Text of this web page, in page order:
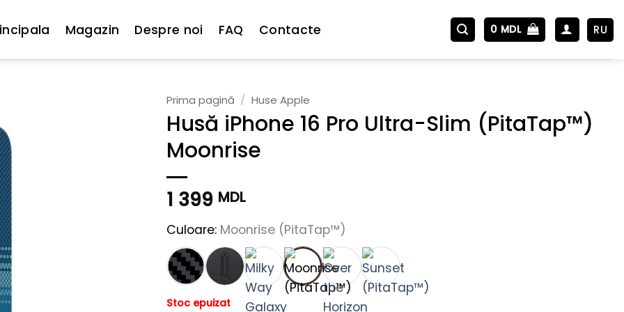
Magazin Despre noi FAQ Contacte 0 MDL RU
Prima pagină / Huse Apple
Husă iPhone 16 Pro Ultra-Slim (PitaTap™)
Moonrise
1 399 MDL
Culoare: Moonrise (PitaTap™)
Stoc epuizat